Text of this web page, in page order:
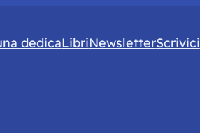
dedicaLibriNewsletterScrivici